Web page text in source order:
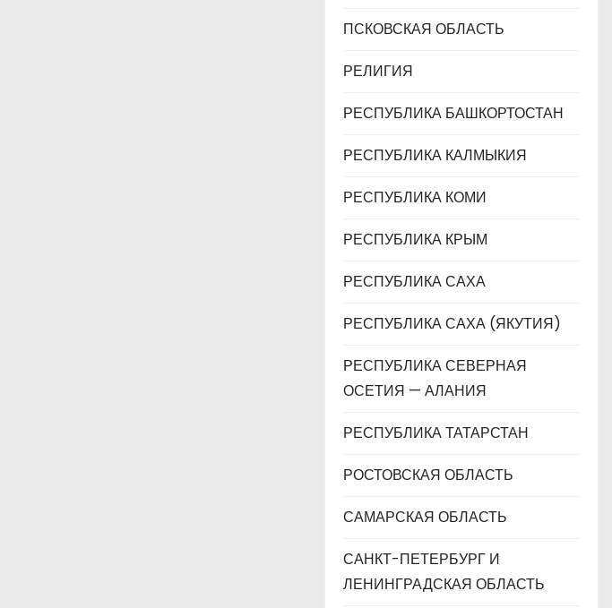
ПСКОВСКАЯ ОБЛАСТЬ
РЕЛИГИЯ
РЕСПУБЛИКА БАШКОРТОСТАН
РЕСПУБЛИКА КАЛМЫКИЯ
РЕСПУБЛИКА КОМИ
РЕСПУБЛИКА КРЫМ
РЕСПУБЛИКА САХА
РЕСПУБЛИКА САХА (ЯКУТИЯ)
РЕСПУБЛИКА СЕВЕРНАЯ
ОСЕТИЯ — АЛАНИЯ
РЕСПУБЛИКА ТАТАРСТАН
РОСТОВСКАЯ ОБЛАСТЬ
САМАРСКАЯ ОБЛАСТЬ
САНКТ-ПЕТЕРБУРГ И
ЛЕНИНГРАДСКАЯ ОБЛАСТЬ